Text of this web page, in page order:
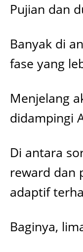
Pujian dan
Banyak di
fase yang
Menjelang
didampingi
Di antara
reward dan
adaptif
Baginya,